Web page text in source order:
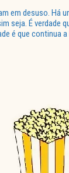
em desuso. Há
seja. É
é que continua